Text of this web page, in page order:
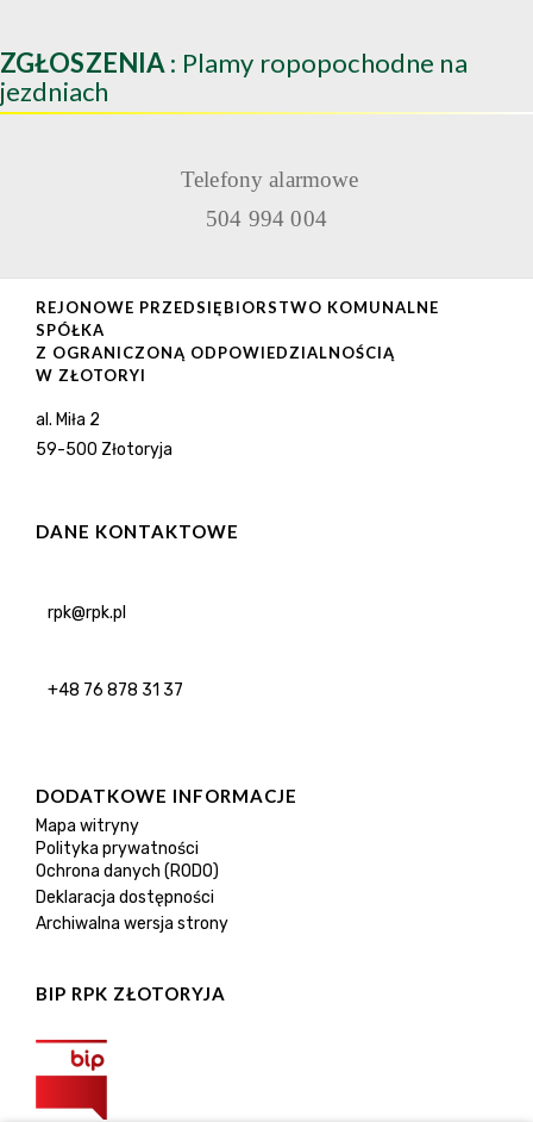
ZGŁOSZENIA : Plamy ropopochodne na
jezdniach
Telefony alarmowe
504 994 004
REJONOWE PRZEDSIĘBIORSTWO KOMUNALNE
SPÓŁKA
Z OGRANICZONĄ ODPOWIEDZIALNOŚCIĄ
W ZŁOTORYI
al. Miła 2
59-500 Złotoryja
DANE KONTAKTOWE
rpk@rpk.pl
+48 76 878 31 37
DODATKOWE INFORMACJE
Mapa witryny
Polityka prywatności
Ochrona danych (RODO)
Deklaracja dostępności
Archiwalna wersja strony
BIP RPK ZŁOTORYJA